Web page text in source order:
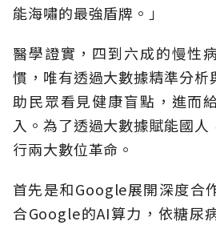
能海嘯的最強盾牌。」
醫學證實，四到六成的慢性
慣，唯有透過大數據精準分析
助民眾看見健康盲點，進而
入。為了透過大數據賦能國
行兩大數位革命。
首先是和Google展開深度合
合Google的AI算力，依糖尿